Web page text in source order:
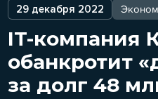
29 декабря 2022
IT-компания
обанкротит
за долг 48